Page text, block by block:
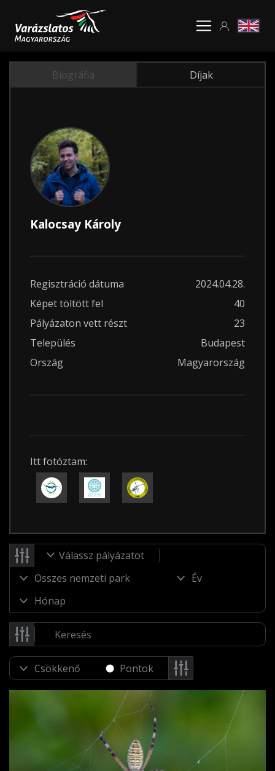
Biográfia Díjak
Kalocsay Károly
Regisztráció dátuma
2024.04.28.
Képet töltött fel
40
Pályázaton vett részt
23
Település
Budapest
Ország
Magyarország
Itt fotóztam:
Válassz pályázatot
Pontok